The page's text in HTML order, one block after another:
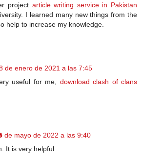
project article writing service in Pakistan
I learned many new things from the
help to increase my knowledge.
de enero de 2021 a las 7:45
useful for me, download clash of clans
8 de mayo de 2022 a las 9:40
It is very helpful